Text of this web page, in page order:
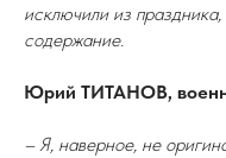
исключили из
содержание.
Юрий ТИТАНОВ,
– Я, наверное, не